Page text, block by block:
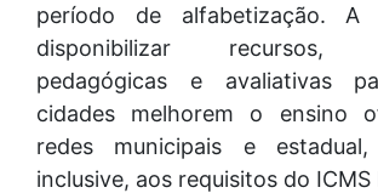
período de alfabetização. A
disponibilizar recursos,
pedagógicas e avaliativas
cidades melhorem o ensino
redes municipais e estadual,
inclusive, aos requisitos do ICMS